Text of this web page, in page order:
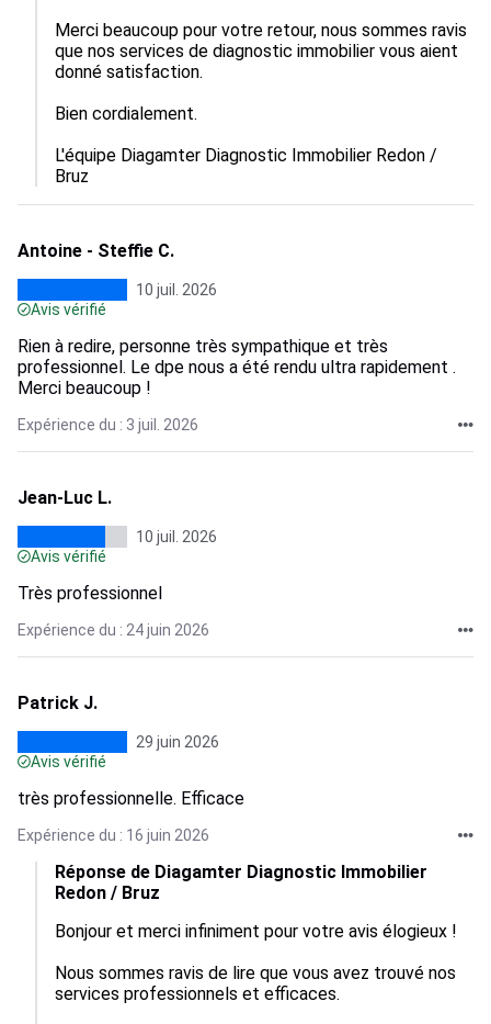
Merci beaucoup pour votre retour, nous sommes ravis
que nos services de diagnostic immobilier vous aient
donné satisfaction.
Bien cordialement.
L'équipe Diagamter Diagnostic Immobilier Redon /
Bruz
Antoine - Steffie C.
10 juil. 2026
Avis vérifié
Rien à redire, personne très sympathique et très
professionnel. Le dpe nous a été rendu ultra rapidement .
Merci beaucoup !
Expérience du : 3 juil. 2026
Jean-Luc L.
10 juil. 2026
Avis vérifié
Très professionnel
Expérience du : 24 juin 2026
Patrick J.
29 juin 2026
Avis vérifié
très professionnelle. Efficace
Expérience du : 16 juin 2026
Réponse de Diagamter Diagnostic Immobilier
Redon / Bruz
Bonjour et merci infiniment pour votre avis élogieux !
Nous sommes ravis de lire que vous avez trouvé nos
services professionnels et efficaces.